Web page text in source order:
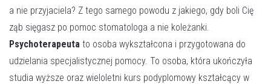
a nie przyjaciela? Z tego samego powodu z jakiego, gdy boli Cię
ząb sięgasz po pomoc stomatologa a nie koleżanki.
Psychoterapeuta to osoba wykształcona i przygotowana do
udzielania specjalistycznej pomocy. To osoba, która ukończyła
studia wyższe oraz wieloletni kurs podyplomowy kształcący w